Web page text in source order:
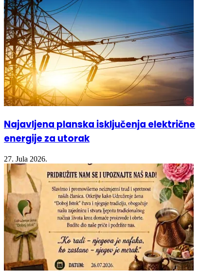
Najavljena planska isključenja električne
energije za utorak
27. Jula 2026.